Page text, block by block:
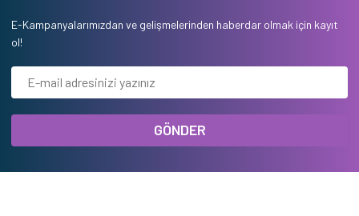
E-Kampanyalarımızdan ve gelişmelerinden haberdar olmak için kayıt
ol!
GÖNDER